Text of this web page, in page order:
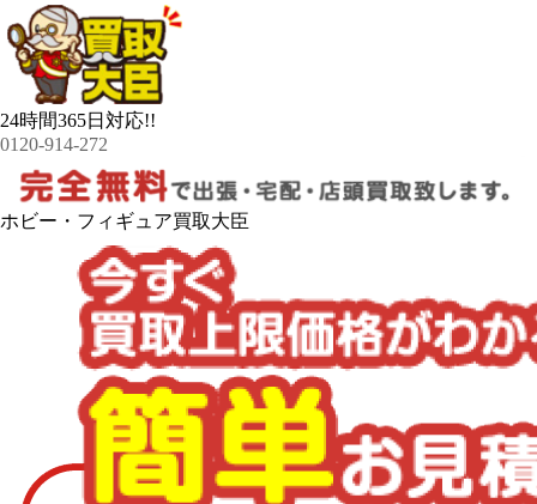
24時間365日対応!!
0120-914-272
ホビー・フィギュア買取大臣